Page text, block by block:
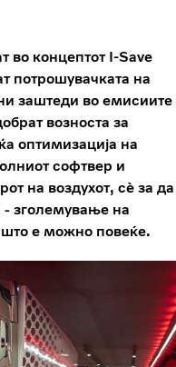
во концептот I-Save
потрошувачката на
заштеди во емисиите
возноста за
оптимизација на
софтвер и
на воздухот, сè за да
- зголемување на
што е можно повеќе.